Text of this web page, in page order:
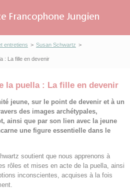
entretiens > Susan Schwartz >
: La fille en devenir
la puella : La fille en devenir
jeune, sur le point de devenir et à un
des images archétypales,
ainsi que par son lien avec la jeune
une figure essentielle dans le
soutient que nous apprenons à
rôles et mises en acte de la puella, ainsi
inconscientes, acquises à la fois